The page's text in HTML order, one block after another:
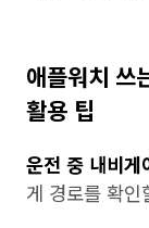
애플워치 쓰
활용 팁
운전 중 내비게
게 경로를 확인